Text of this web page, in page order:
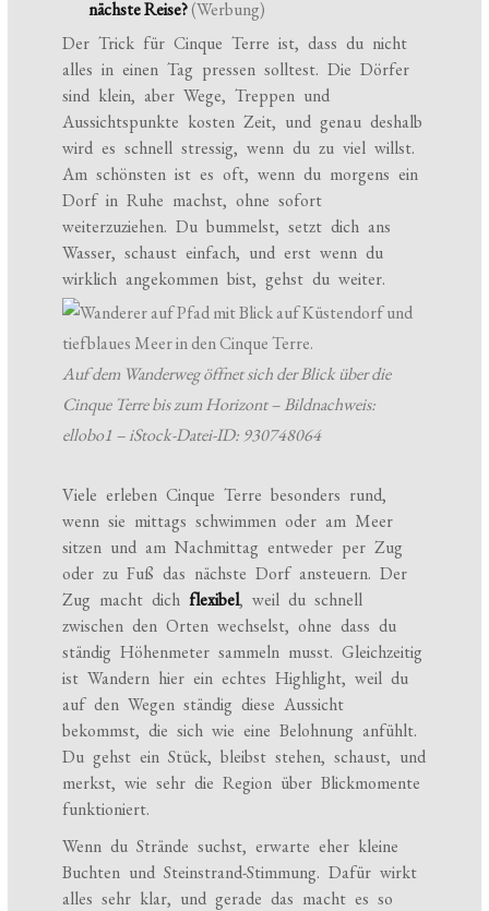
nächste Reise?(Werbung)
Der Trick für Cinque Terre ist, dass du nicht
alles in einen Tag pressen solltest. Die Dörfer
sind klein, aber Wege, Treppen und
Aussichtspunkte kosten Zeit, und genau deshalb
wird es schnell stressig, wenn du zu viel willst.
Am schönsten ist es oft, wenn du morgens ein
Dorf in Ruhe machst, ohne sofort
weiterzuziehen. Du bummelst, setzt dich ans
Wasser, schaust einfach, und erst wenn du
wirklich angekommen bist, gehst du weiter.
Auf dem Wanderweg öffnet sich der Blick über die
Cinque Terre bis zum Horizont – Bildnachweis:
ellobo1 – iStock-Datei-ID: 930748064
Viele erleben Cinque Terre besonders rund,
wenn sie mittags schwimmen oder am Meer
sitzen und am Nachmittag entweder per Zug
oder zu Fuß das nächste Dorf ansteuern. Der
Zug macht dichflexibel, weil du schnell
zwischen den Orten wechselst, ohne dass du
ständig Höhenmeter sammeln musst. Gleichzeitig
ist Wandern hier ein echtes Highlight, weil du
auf den Wegen ständig diese Aussicht
bekommst, die sich wie eine Belohnung anfühlt.
Du gehst ein Stück, bleibst stehen, schaust, und
merkst, wie sehr die Region über Blickmomente
funktioniert.
Wenn du Strände suchst, erwarte eher kleine
Buchten und Steinstrand-Stimmung. Dafür wirkt
alles sehr klar, und gerade das macht es so